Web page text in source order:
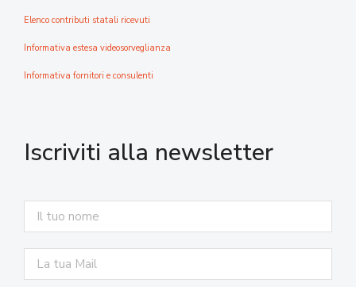
Elenco contributi statali ricevuti
Informativa estesa videosorveglianza
Informativa fornitori e consulenti
Iscriviti alla newsletter